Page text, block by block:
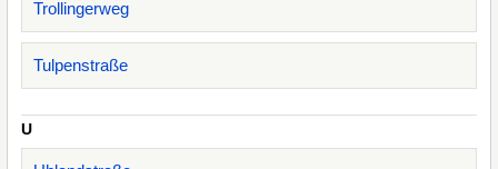
Trollingerweg
Tulpenstraße
U